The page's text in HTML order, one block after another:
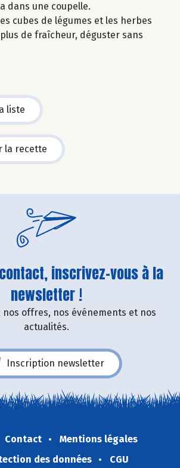
dans une coupelle.
cubes de légumes et les herbes
de fraîcheur, déguster sans
liste
la recette
inscrivez-vous à la
newsletter !
nos offres, nos événements et nos
actualités.
Inscription newsletter
Contact
Mentions légales
des données
CGU